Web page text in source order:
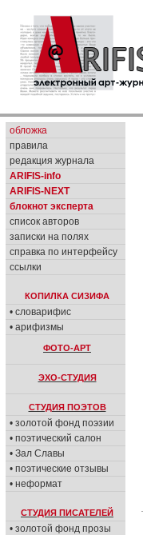
обложка
правила
редакция журнала
ARIFIS-info
ARIFIS-NEXT
блокнот эксперта
список авторов
записки на полях
справка по интерфейсу
ссылки
КОПИЛКА СИЗИФА
• словарифис
• арифизмы
ФОТО-АРТ
ЭХО-СТУДИЯ
СТУДИЯ ПОЭТОВ
• золотой фонд поэзии
• поэтический салон
• Зал Славы
• поэтические отзывы
• неформат
СТУДИЯ ПИСАТЕЛЕЙ
• золотой фонд прозы